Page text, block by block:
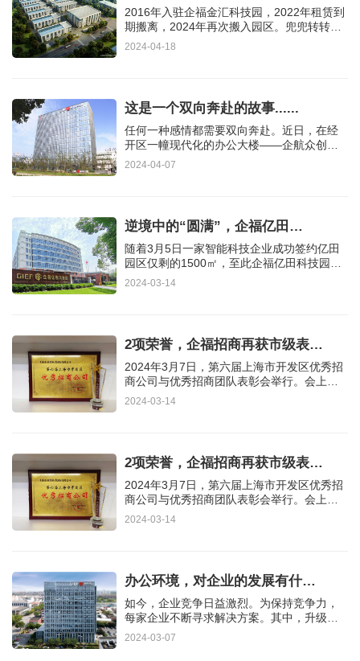
2016年入驻企福金汇科技园，2022年租赁到
期搬离，2024年再次搬入园区。兜兜转转，
这家企业还是选择了企福！企业…
2024-04-18
这是一个双向奔赴的故事......
任何一种感情都需要双向奔赴。近日，在经
开区一幢现代化的办公大楼——企航众创天
地，就有这样一个，关于双…
2024-04-07
逆境中的“圆满”，企福亿田…
随着3月5日一家智能科技企业成功签约亿田
园区仅剩的1500㎡，至此企福亿田科技园第
一轮招商工作圆满收官。在这…
2024-03-14
2项荣誉，企福招商再获市级表…
2024年3月7日，第六届上海市开发区优秀招
商公司与优秀招商团队表彰会举行。会上宣
读了《关于第六届上海市开发…
2024-03-14
2项荣誉，企福招商再获市级表…
2024年3月7日，第六届上海市开发区优秀招
商公司与优秀招商团队表彰会举行。会上宣
读了《关于第六届上海市开发…
2024-03-14
办公环境，对企业的发展有什…
如今，企业竞争日益激烈。为保持竞争力，
每家企业不断寻求解决方案。其中，升级办
公环境也是很重要的一点。…
2024-03-07